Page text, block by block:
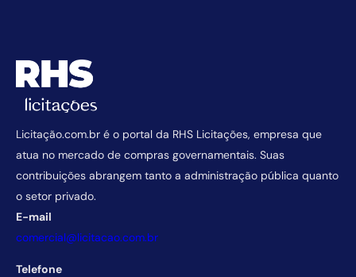
Licitação.com.br é o portal da RHS Licitações, empresa que
atua no mercado de compras governamentais. Suas
contribuições abrangem tanto a administração pública quanto
o setor privado.
E-mail
comercial@licitacao.com.br
Telefone